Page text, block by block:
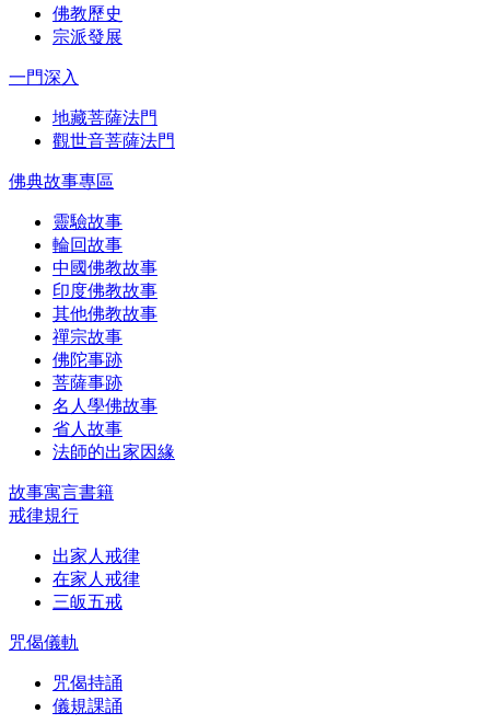
佛教歷史
宗派發展
一門深入
地藏菩薩法門
觀世音菩薩法門
佛典故事專區
靈驗故事
輪回故事
中國佛教故事
印度佛教故事
其他佛教故事
禪宗故事
佛陀事跡
菩薩事跡
名人學佛故事
省人故事
法師的出家因緣
故事寓言書籍
戒律規行
出家人戒律
在家人戒律
三皈五戒
咒偈儀軌
咒偈持誦
儀規課誦